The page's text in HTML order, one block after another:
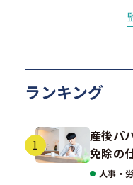
ランキング
産後パ
免除の
事例、
人事・